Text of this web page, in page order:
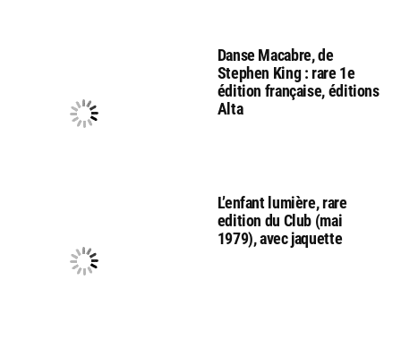
Danse Macabre, de
Stephen King : rare 1e
édition française, éditions
Alta
L’enfant lumière, rare
edition du Club (mai
1979), avec jaquette